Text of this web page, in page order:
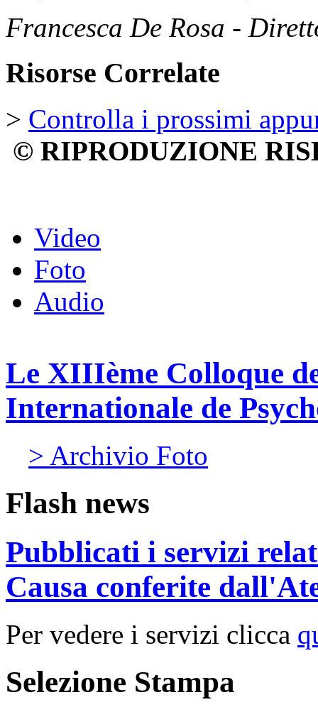
Francesca De Rosa -
Risorse Correlate
> Controlla i prossimi
© RIPRODUZIONE
Video
Foto
Audio
Le XIIIème Colloque
Internationale de
> Archivio Foto
Flash news
Pubblicati i servizi
Causa conferite
Per vedere i servizi clicca
Selezione Stampa